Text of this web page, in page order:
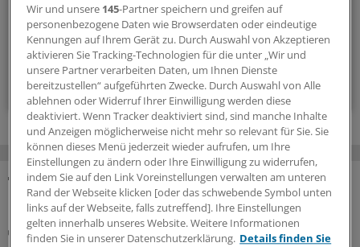
14-tägig, donnerstags
Zum Abonnieren bitte anmelden
MEHR ZUM THEMA
Beitragssatzstabilisierungsgesetz
Wir und unsere 145-Partner speichern und greifen auf
personenbezogene Daten wie Browserdaten oder eindeutige
Kennungen auf Ihrem Gerät zu. Durch Auswahl von Akzeptieren
aktivieren Sie Tracking-Technologien für die unter „Wir und
unsere Partner verarbeiten Daten, um Ihnen Dienste
bereitzustellen“ aufgeführten Zwecke. Durch Auswahl von Alle
ablehnen oder Widerruf Ihrer Einwilligung werden diese
deaktiviert. Wenn Tracker deaktiviert sind, sind manche Inhalte
und Anzeigen möglicherweise nicht mehr so relevant für Sie. Sie
können dieses Menü jederzeit wieder aufrufen, um Ihre
Einstellungen zu ändern oder Ihre Einwilligung zu widerrufen,
indem Sie auf den Link Voreinstellungen verwalten am unteren
Rand der Webseite klicken [oder das schwebende Symbol unten
links auf der Webseite, falls zutreffend]. Ihre Einstellungen
gelten innerhalb unseres Website. Weitere Informationen
finden Sie in unserer Datenschutzerklärung. Details finden Sie